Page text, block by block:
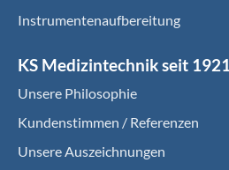
Instrumentenaufbereitung
KS Medizintechnik seit 1921
Unsere Philosophie
Kundenstimmen / Referenzen
Unsere Auszeichnungen